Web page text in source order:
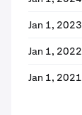
Jan 1, 2023
Jan 1, 2022
Jan 1, 2021